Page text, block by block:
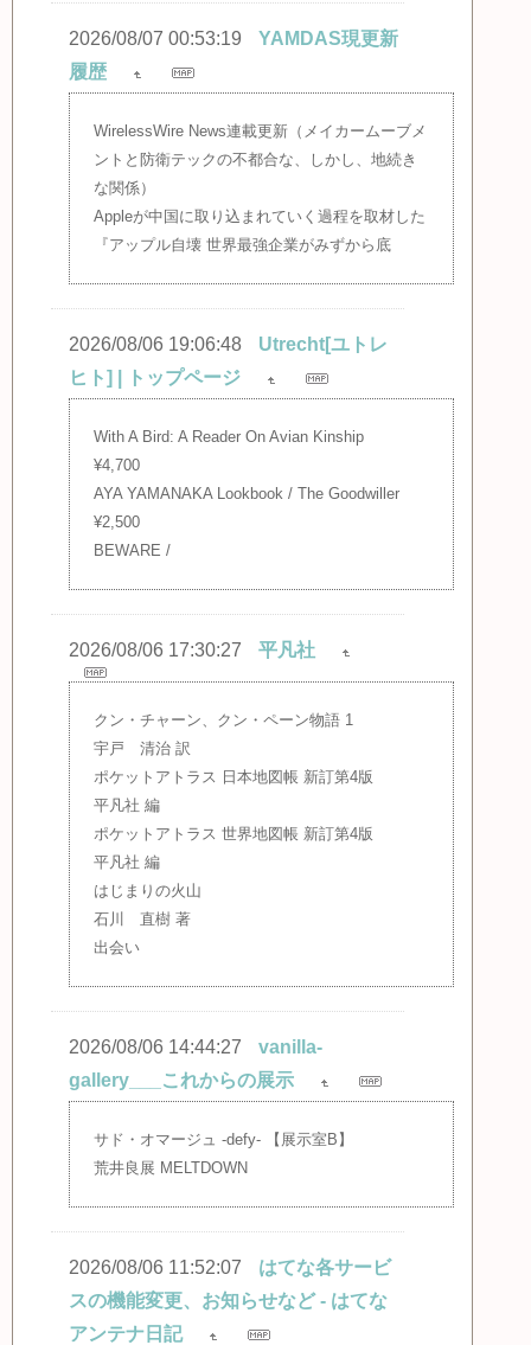
2026/08/07 00:53:19
YAMDAS現更新
履歴
WirelessWire News連載更新（メイカームーブメ
ントと防衛テックの不都合な、しかし、地続き
な関係）
Appleが中国に取り込まれていく過程を取材した
『アップル自壊 世界最強企業がみずから底
2026/08/06 19:06:48
Utrecht[ユトレ
ヒト] | トップページ
With A Bird: A Reader On Avian Kinship
¥4,700
AYA YAMANAKA Lookbook / The Goodwiller
¥2,500
BEWARE /
2026/08/06 17:30:27 平凡社
クン・チャーン、クン・ペーン物語 1
宇戸 清治 訳
ポケットアトラス 日本地図帳 新訂第4版
平凡社 編
ポケットアトラス 世界地図帳 新訂第4版
平凡社 編
はじまりの火山
石川 直樹 著
出会い
2026/08/06 14:44:27
vanilla-
gallery___これからの展示
サド・オマージュ -defy- 【展示室B】
荒井良展 MELTDOWN
2026/08/06 11:52:07
はてな各サービ
スの機能変更、お知らせなど - はてな
アンテナ日記